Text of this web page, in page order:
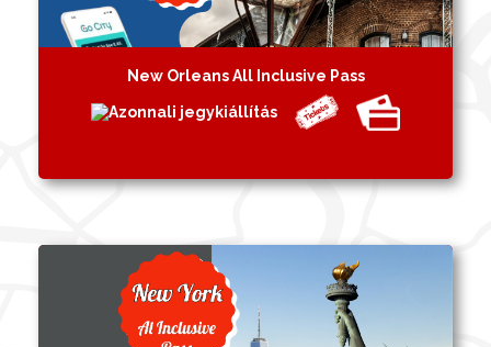
New Orleans All Inclusive Pass